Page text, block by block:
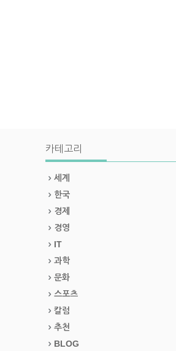
카테고리
세계
한국
경제
경영
IT
과학
문화
스포츠
칼럼
추천
BLOG